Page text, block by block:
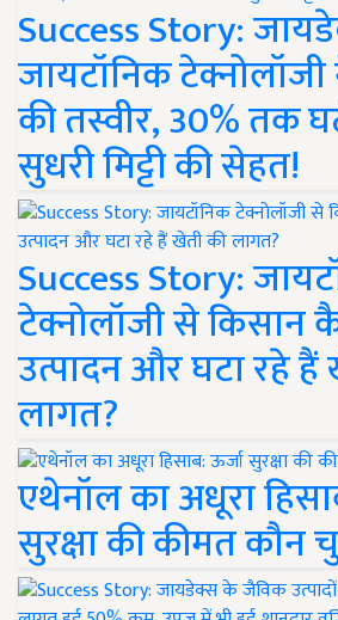
Success Story:
जायटॉनिक
की तस्वीर, 30% तक
सुधरी मिट्टी की सेहत!
Success Story:
टेक्नोलॉजी से किसान
उत्पादन और घटा रहे हैं
लागत?
एथेनॉल का अधूरा
सुरक्षा की कीमत कौन